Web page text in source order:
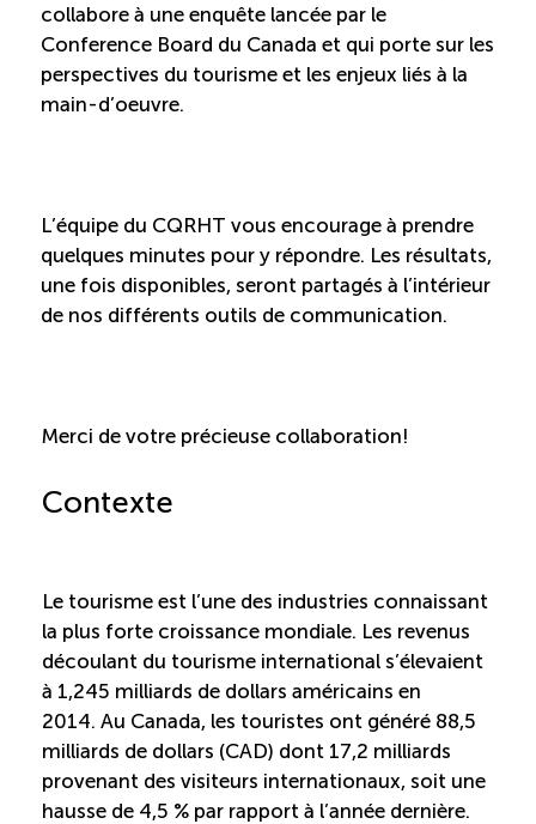
Ressources
Nouvelles formations
Formation sur mesure
(COUD)
Apprentissage en milieu de travail (PAMT)
Bilan et reconnaissance des acquis (RAC)
Initiatives
Destination IA: Un franc succès
collabore à une enquête lancée par le
Conference Board du Canada et qui porte sur les
perspectives du tourisme et les enjeux liés à la
main-d’oeuvre.
L’équipe du CQRHT vous encourage à prendre
quelques minutes pour y répondre. Les résultats,
une fois disponibles, seront partagés à l’intérieur
de nos différents outils de communication.
Merci de votre précieuse collaboration!
Contexte
Le tourisme est l’une des industries connaissant
la plus forte croissance mondiale. Les revenus
découlant du tourisme international s’élevaient
à 1,245 milliards de dollars américains en
2014. Au Canada, les touristes ont généré 88,5
milliards de dollars (CAD) dont 17,2 milliards
provenant des visiteurs internationaux, soit une
hausse de 4,5 % par rapport à l’année dernière.